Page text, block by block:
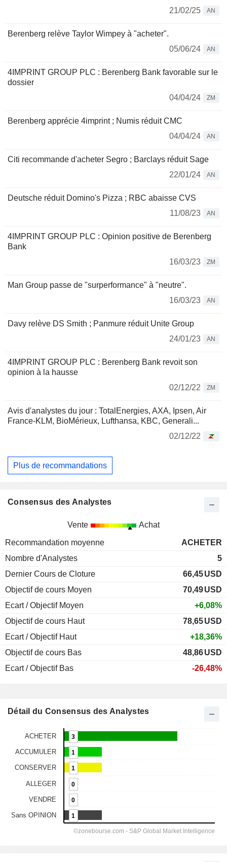
21/02/25
AN
Berenberg relève Taylor Wimpey à "acheter".
05/06/24
AN
4IMPRINT GROUP PLC : Berenberg Bank favorable sur le
dossier
04/04/24
ZM
Berenberg apprécie 4imprint ; Numis réduit CMC
04/04/24
AN
Citi recommande d'acheter Segro ; Barclays réduit Sage
22/01/24
AN
Deutsche réduit Domino's Pizza ; RBC abaisse CVS
11/08/23
AN
4IMPRINT GROUP PLC : Opinion positive de Berenberg
Bank
16/03/23
ZM
Man Group passe de "surperformance" à "neutre".
16/03/23
AN
Davy relève DS Smith ; Panmure réduit Unite Group
24/01/23
AN
4IMPRINT GROUP PLC : Berenberg Bank revoit son
opinion à la hausse
02/12/22
ZM
Avis d'analystes du jour : TotalEnergies, AXA, Ipsen, Air
France-KLM, BioMérieux, Lufthansa, KBC, Generali...
02/12/22
Plus de recommandations
Consensus des Analystes
Vente Achat
Recommandation moyenne
ACHETER
Nombre d'Analystes
5
Dernier Cours de Cloture
66,45USD
Objectif de cours Moyen
70,49USD
Ecart / Objectif Moyen
+6,08%
Objectif de cours Haut
78,65USD
Ecart / Objectif Haut
+18,36%
Objectif de cours Bas
48,86USD
Ecart / Objectif Bas
-26,48%
Détail du Consensus des Analystes